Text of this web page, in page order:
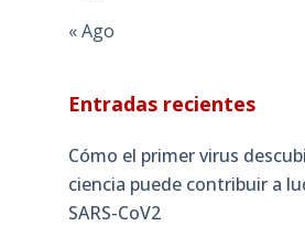
« Ago
Entradas recientes
Cómo el primer virus
ciencia puede contribuir a
SARS-CoV2